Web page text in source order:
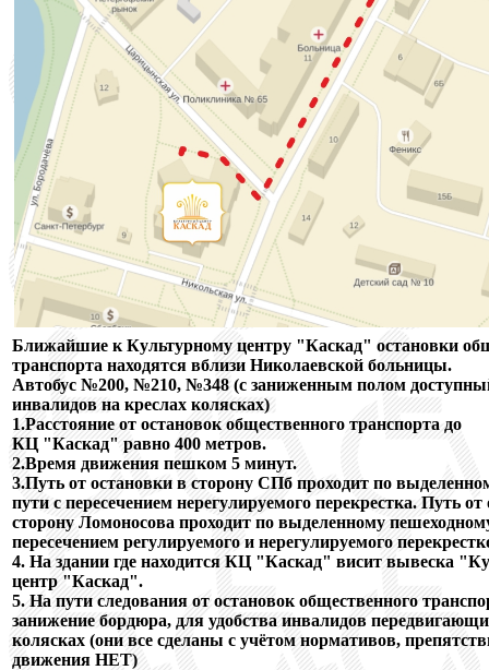
Ближайшие к Культурному центру "Каскад" остановки
транспорта находятся вблизи Николаевской больницы.
Автобус №200, №210, №348 (с заниженным полом
инвалидов на креслах колясках)
1.Расстояние от остановок общественного транспорта до
КЦ "Каскад" равно 400 метров.
2.Время движения пешком 5 минут.
3.Путь от остановки в сторону СПб проходит по
пути с пересечением нерегулируемого перекрестка.Путь от
сторону Ломоносова проходит по выделенному
пересечением регулируемого и нерегулируемого
4. На здании где находится КЦ "Каскад" висит вывеска
центр "Каскад".
5. На пути следования от остановок общественного
занижение бордюра, для удобства инвалидов
колясках (они все сделаны с учётом нормативов,
движения НЕТ)